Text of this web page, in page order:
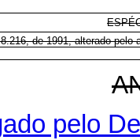
de 1991, alterado pelo
pelo